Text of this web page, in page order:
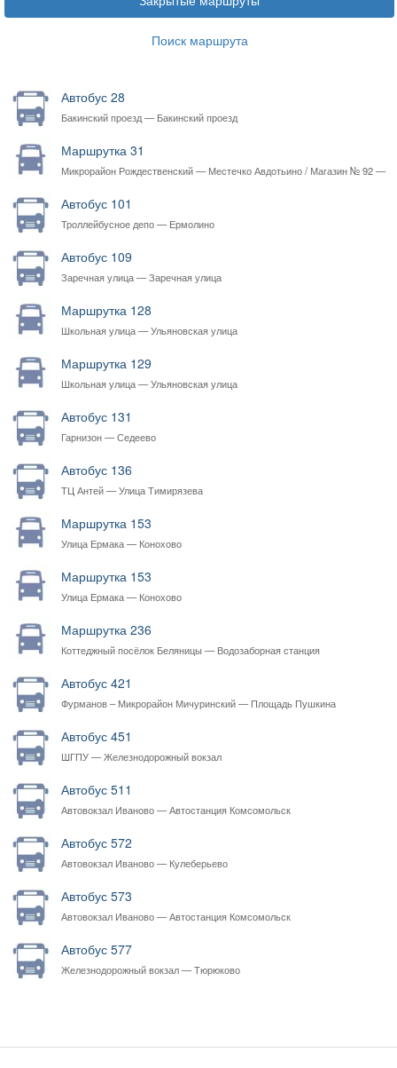
Поиск маршрута
Автобус 28
Бакинский проезд — Бакинский проезд
Маршрутка 31
Микрорайон Рождественский — Местечко Авдотьино / Магазин № 92 —
Автобус 101
Троллейбусное депо — Ермолино
Автобус 109
Заречная улица — Заречная улица
Маршрутка 128
Школьная улица — Ульяновская улица
Маршрутка 129
Школьная улица — Ульяновская улица
Автобус 131
Гарнизон — Седеево
Автобус 136
ТЦ Антей — Улица Тимирязева
Маршрутка 153
Улица Ермака — Конохово
Маршрутка 153
Улица Ермака — Конохово
Маршрутка 236
Коттеджный посёлок Беляницы — Водозаборная станция
Автобус 421
Фурманов – Микрорайон Мичуринский — Площадь Пушкина
Автобус 451
ШГПУ — Железнодорожный вокзал
Автобус 511
Автовокзал Иваново — Автостанция Комсомольск
Автобус 572
Автовокзал Иваново — Кулеберьево
Автобус 573
Автовокзал Иваново — Автостанция Комсомольск
Автобус 577
Железнодорожный вокзал — Тюрюково